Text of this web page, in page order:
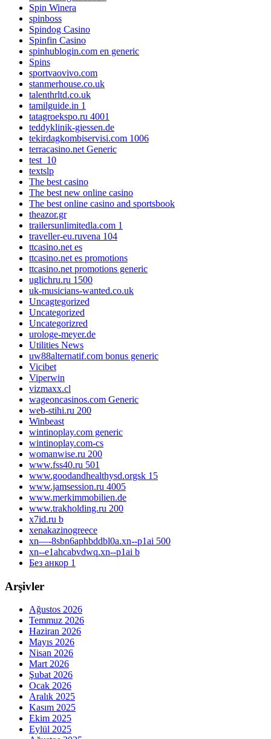
Spin Winera
spinboss
Spindog Casino
Spinfin Casino
spinhublogin.com en generic
Spins
sportvaovivo.com
stanmerhouse.co.uk
talenthrltd.co.uk
tamilguide.in 1
tatagroekspo.ru 4001
teddyklinik-giessen.de
tekirdagkombiservisi.com 1006
terracasino.net Generic
test_10
textslp
The best casino
The best new online casino
The best online casino and sportsbook
theazor.gr
trailersunlimitedla.com 1
traveller-eu.ruvena 104
ttcasino.net es
ttcasino.net es promotions
ttcasino.net promotions generic
uglichru.ru 1500
uk-musicians-wanted.co.uk
Uncagtegorized
Uncategorized
Uncategorizred
urologe-meyer.de
Utilities News
uw88alternatif.com bonus generic
Vicibet
Viperwin
vizmaxx.cl
wageoncasinos.com Generic
web-stihi.ru 200
Winbeast
wintinoplay.com generic
wintinoplay.com-cs
womanwise.ru 200
www.fss40.ru 501
www.goodandhealthysd.orgsk 15
www.jamsession.ru 4005
www.merkimmobilien.de
www.trakholding.ru 200
x7id.ru b
xenakazinogreece
xn—-8sbn6aphbddbl0a.xn--p1ai 500
xn--e1ahcabvdwq.xn--p1ai b
Без анкор 1
Arşivler
Ağustos 2026
Temmuz 2026
Haziran 2026
Mayıs 2026
Nisan 2026
Mart 2026
Şubat 2026
Ocak 2026
Aralık 2025
Kasım 2025
Ekim 2025
Eylül 2025